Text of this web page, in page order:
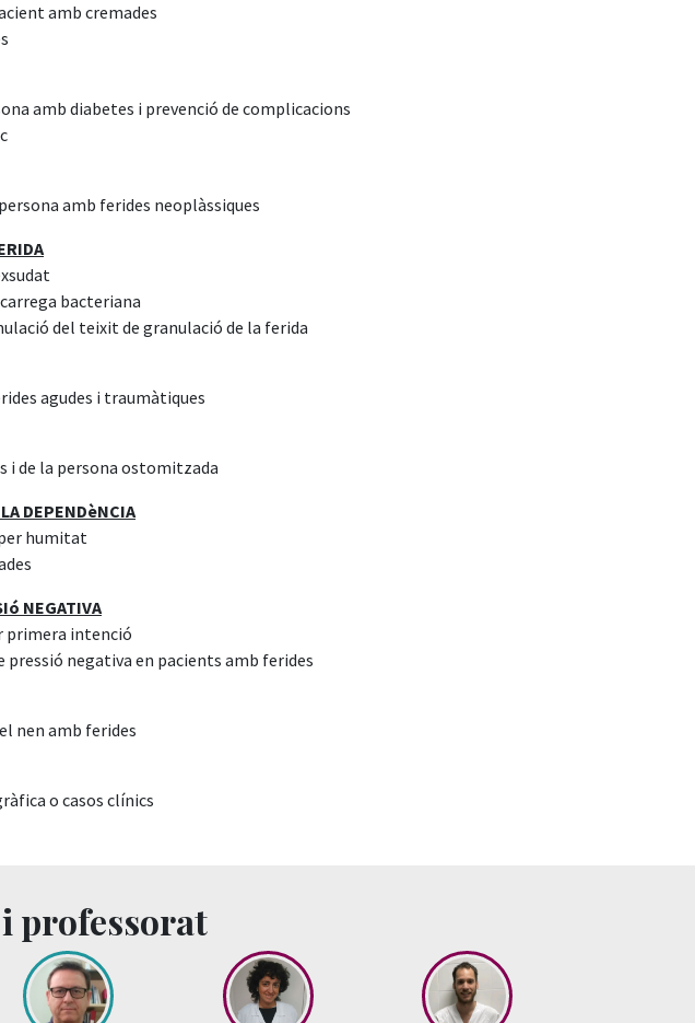
amb cremades
amb diabetes i prevenció de complicacions
amb ferides neoplàssiques
bacteriana
del teixit de granulació de la ferida
agudes i traumàtiques
i de la persona ostomitzada
DEPENDèNCIA
humitat
NEGATIVA
primera intenció
negativa en pacients amb ferides
nen amb ferides
o casos clínics
professorat